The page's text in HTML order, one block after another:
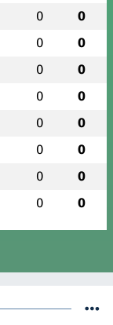
0 0
0 0
0 0
0 0
0 0
0 0
0 0
0 0